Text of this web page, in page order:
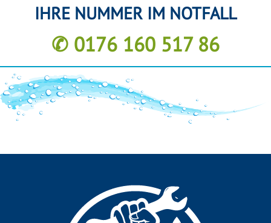
IHRE NUMMER IM NOTFALL
✆ 0176 160 517 86